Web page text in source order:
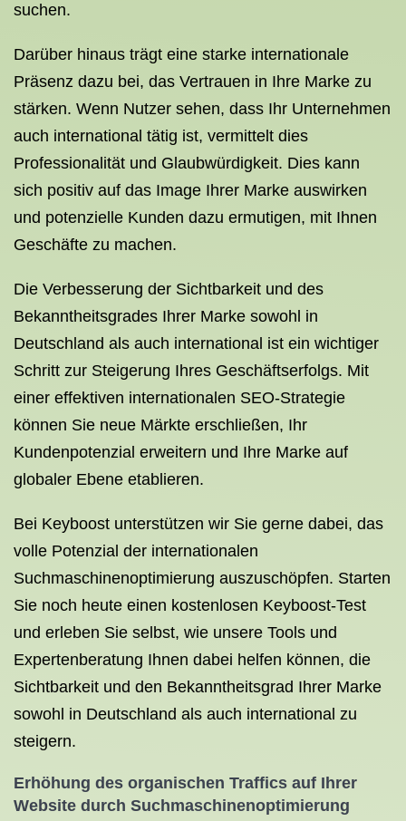
suchen.
Darüber hinaus trägt eine starke internationale
Präsenz dazu bei, das Vertrauen in Ihre Marke zu
stärken. Wenn Nutzer sehen, dass Ihr Unternehmen
auch international tätig ist, vermittelt dies
Professionalität und Glaubwürdigkeit. Dies kann
sich positiv auf das Image Ihrer Marke auswirken
und potenzielle Kunden dazu ermutigen, mit Ihnen
Geschäfte zu machen.
Die Verbesserung der Sichtbarkeit und des
Bekanntheitsgrades Ihrer Marke sowohl in
Deutschland als auch international ist ein wichtiger
Schritt zur Steigerung Ihres Geschäftserfolgs. Mit
einer effektiven internationalen SEO-Strategie
können Sie neue Märkte erschließen, Ihr
Kundenpotenzial erweitern und Ihre Marke auf
globaler Ebene etablieren.
Bei Keyboost unterstützen wir Sie gerne dabei, das
volle Potenzial der internationalen
Suchmaschinenoptimierung auszuschöpfen. Starten
Sie noch heute einen kostenlosen Keyboost-Test
und erleben Sie selbst, wie unsere Tools und
Expertenberatung Ihnen dabei helfen können, die
Sichtbarkeit und den Bekanntheitsgrad Ihrer Marke
sowohl in Deutschland als auch international zu
steigern.
Erhöhung des organischen Traffics auf Ihrer
Website durch Suchmaschinenoptimierung